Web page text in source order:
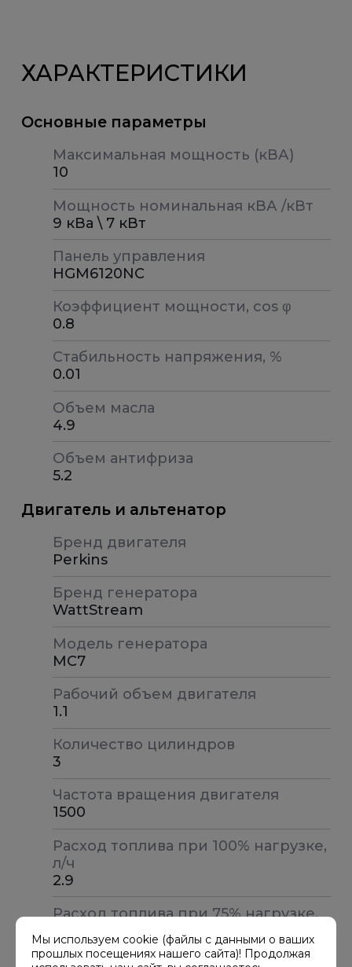
ХАРАКТЕРИСТИКИ
Основные параметры
Максимальная мощность (кВА)
10
Мощность номинальная кВА /кВт
9 кВа \ 7 кВт
Панель управления
HGM6120NC
Коэффициент мощности, cos φ
0.8
Стабильность напряжения, %
0.01
Объем масла
4.9
Объем антифриза
5.2
Двигатель и альтенатор
Бренд двигателя
Perkins
Бренд генератора
WattStream
Модель генератора
MC7
Рабочий объем двигателя
1.1
Количество цилиндров
3
Частота вращения двигателя
1500
Расход топлива при 100% нагрузке,
л/ч
2.9
Расход топлива при 75% нагрузке,
1.5
Мы используем cookie (файлы с данными о ваших
прошлых посещениях нашего сайта)! Продолжая